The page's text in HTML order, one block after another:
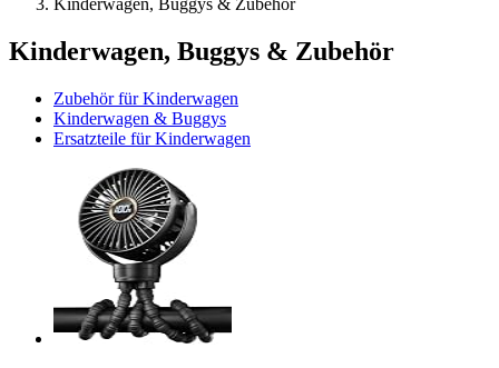
Kinderwagen, Buggys & Zubehör
Kinderwagen, Buggys & Zubehör
Zubehör für Kinderwagen
Kinderwagen & Buggys
Ersatzteile für Kinderwagen